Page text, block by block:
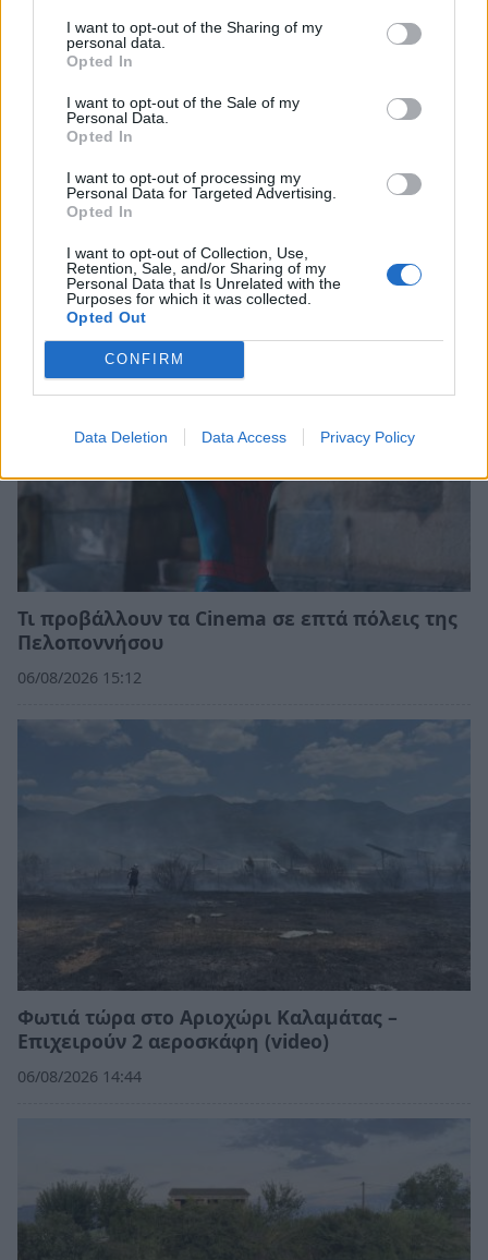
I want to opt-out of the Sharing of my
personal data.
Opted In
I want to opt-out of the Sale of my
Personal Data.
Opted In
I want to opt-out of processing my
Personal Data for Targeted Advertising.
Opted In
I want to opt-out of Collection, Use,
Retention, Sale, and/or Sharing of my
Personal Data that Is Unrelated with the
Purposes for which it was collected.
Opted Out
CONFIRM
Data Deletion Data Access Privacy Policy
Σχετικά Άρθρα
Τι προβάλλουν τα Cinema σε επτά πόλεις της
Πελοποννήσου
06/08/2026 15:12
Φωτιά τώρα στο Αριοχώρι Καλαμάτας –
Επιχειρούν 2 αεροσκάφη (video)
06/08/2026 14:44